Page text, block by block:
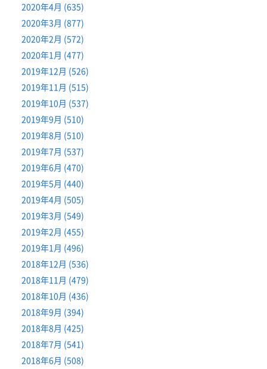
2020年4月 (635)
2020年3月 (877)
2020年2月 (572)
2020年1月 (477)
2019年12月 (526)
2019年11月 (515)
2019年10月 (537)
2019年9月 (510)
2019年8月 (510)
2019年7月 (537)
2019年6月 (470)
2019年5月 (440)
2019年4月 (505)
2019年3月 (549)
2019年2月 (455)
2019年1月 (496)
2018年12月 (536)
2018年11月 (479)
2018年10月 (436)
2018年9月 (394)
2018年8月 (425)
2018年7月 (541)
2018年6月 (508)